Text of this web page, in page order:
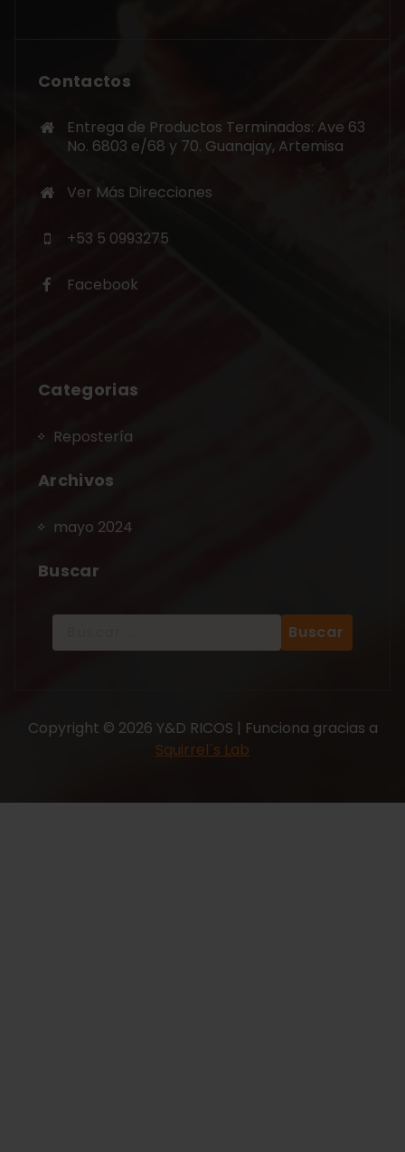
Contactos
Entrega de Productos Terminados: Ave 63
No. 6803 e/68 y 70. Guanajay, Artemisa
Ver Más Direcciones
+53 5 0993275
Facebook
Categorias
Repostería
Archivos
mayo 2024
Buscar
Copyright © 2026 Y&D RICOS | Funciona gracias a
Squirrel´s Lab